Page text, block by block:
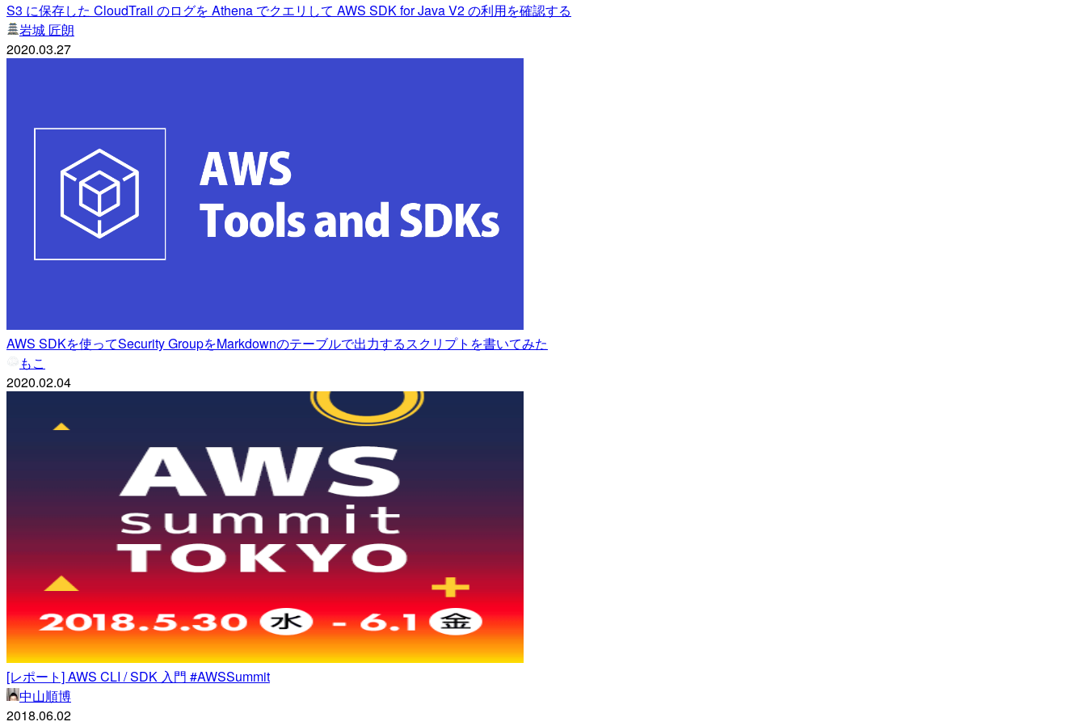
S3 に保存した CloudTrail のログを Athena でクエリして AWS SDK for Java V2 の利用を確認する
岩城 匠朗
2020.03.27
AWS SDKを使ってSecurity GroupをMarkdownのテーブルで出力するスクリプトを書いてみた
もこ
2020.02.04
[レポート] AWS CLI / SDK 入門 #AWSSummit
中山順博
2018.06.02